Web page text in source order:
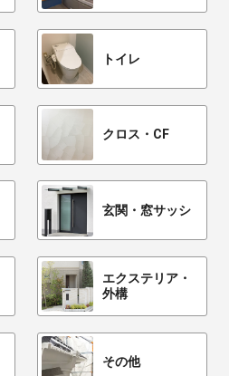
トイレ
クロス・CF
玄関・窓サッシ
エクステリア・
外構
その他